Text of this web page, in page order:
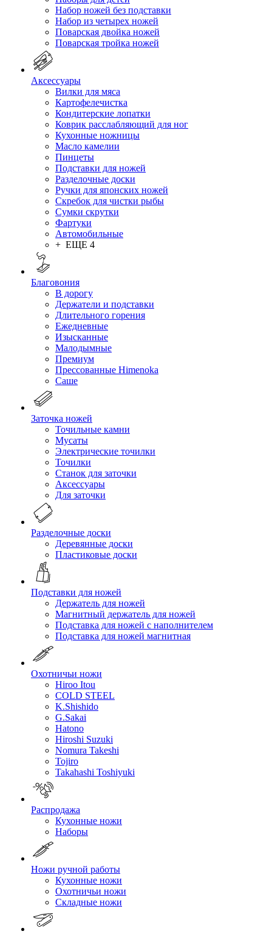
Набор ножей без подставки
Набор из четырех ножей
Поварская двойка ножей
Поварская тройка ножей
Аксессуары
Вилки для мяса
Картофелечистка
Кондитерские лопатки
Коврик расслабляющий для ног
Кухонные ножницы
Масло камелии
Пинцеты
Подставки для ножей
Разделочные доски
Ручки для японских ножей
Скребок для чистки рыбы
Сумки скрутки
Фартуки
Автомобильные
+ ЕЩЕ 4
Благовония
В дорогу
Держатели и подставки
Длительного горения
Ежедневные
Изысканные
Малодымные
Премиум
Прессованные Himenoka
Саше
Заточка ножей
Точильные камни
Мусаты
Электрические точилки
Точилки
Станок для заточки
Аксессуары
Для заточки
Разделочные доски
Деревянные доски
Пластиковые доски
Подставки для ножей
Держатель для ножей
Магнитный держатель для ножей
Подставка для ножей с наполнителем
Подставка для ножей магнитная
Охотничьи ножи
Hiroo Itou
COLD STEEL
K.Shishido
G.Sakai
Hatono
Hiroshi Suzuki
Nomura Takeshi
Tojiro
Takahashi Toshiyuki
Распродажа
Кухонные ножи
Наборы
Ножи ручной работы
Кухонные ножи
Охотничьи ножи
Складные ножи